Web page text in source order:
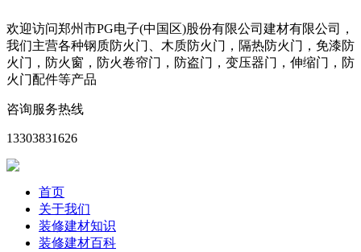
欢迎访问郑州市PG电子(中国区)股份有限公司建材有限公司，
我们主营各种钢质防火门、木质防火门，隔热防火门，免漆防
火门，防火窗，防火卷帘门，防盗门，变压器门，伸缩门，防
火门配件等产品
咨询服务热线
13303831626
首页
关于我们
装修建材知识
装修建材百科